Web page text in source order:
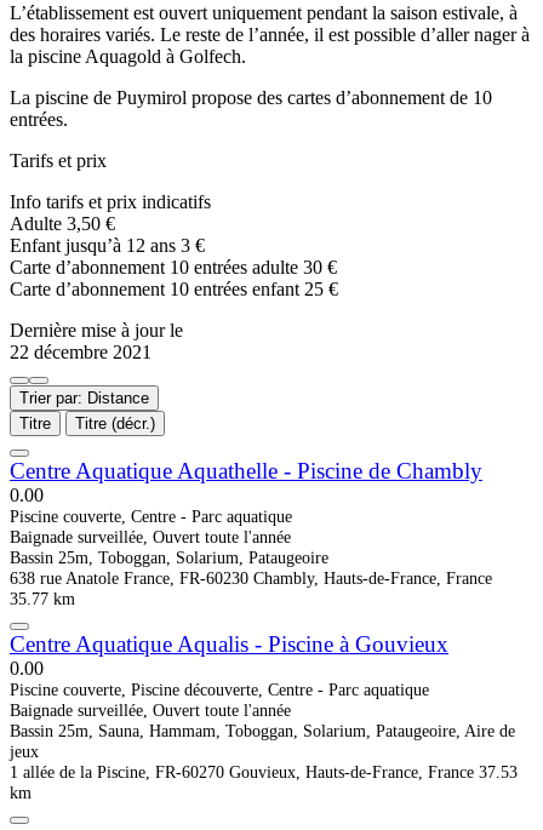
L’établissement est ouvert uniquement pendant la saison estivale, à
des horaires variés. Le reste de l’année, il est possible d’aller nager à
la piscine Aquagold à Golfech.
La piscine de Puymirol propose des cartes d’abonnement de 10
entrées.
Tarifs et prix
Info tarifs et prix indicatifs
Adulte 3,50 €
Enfant jusqu’à 12 ans 3 €
Carte d’abonnement 10 entrées adulte 30 €
Carte d’abonnement 10 entrées enfant 25 €
Dernière mise à jour le
22 décembre 2021
Trier par: Distance
Titre
Titre (décr.)
Centre Aquatique Aquathelle - Piscine de Chambly
0.00
Piscine couverte, Centre - Parc aquatique
Baignade surveillée, Ouvert toute l'année
Bassin 25m, Toboggan, Solarium, Pataugeoire
638 rue Anatole France, FR-60230 Chambly, Hauts-de-France, France
35.77 km
Centre Aquatique Aqualis - Piscine à Gouvieux
0.00
Piscine couverte, Piscine découverte, Centre - Parc aquatique
Baignade surveillée, Ouvert toute l'année
Bassin 25m, Sauna, Hammam, Toboggan, Solarium, Pataugeoire, Aire de
jeux
1 allée de la Piscine, FR-60270 Gouvieux, Hauts-de-France, France 37.53
km